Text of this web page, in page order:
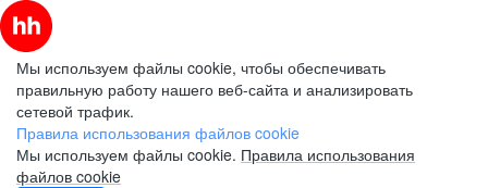
Мы используем файлы cookie, чтобы обеспечивать
правильную работу нашего веб-сайта и анализировать
сетевой трафик.
Правила использования файлов cookie
Мы используем файлы cookie. Правила использования
файлов cookie